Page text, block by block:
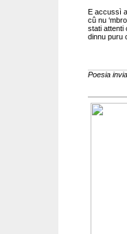
E accussì
cû nu
stati attenti
dinnu puru
Poesia